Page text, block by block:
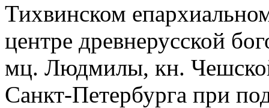
Тихвинском
центре древнерусской
мц. Людмилы, кн.
Санкт-Петербурга при